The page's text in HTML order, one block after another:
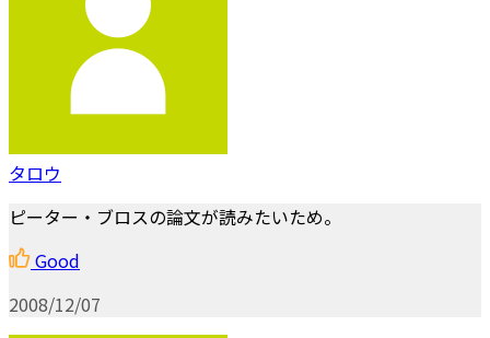
タロウ
ピーター・ブロスの論文が読みたいため。
Good
2008/12/07